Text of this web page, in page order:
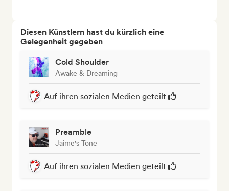
Diesen Künstlern hast du kürzlich eine
Gelegenheit gegeben
Cold Shoulder
Awake & Dreaming
Auf ihren sozialen Medien geteilt
Preamble
Jaime's Tone
Auf ihren sozialen Medien geteilt